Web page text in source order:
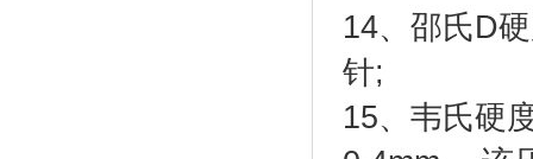
14、邵氏D
针;
15、韦氏硬